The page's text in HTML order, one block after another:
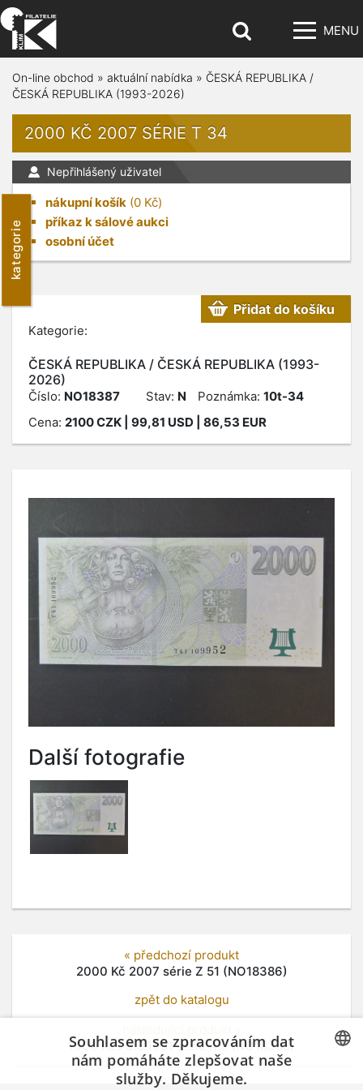
MENU
kategorie
On-line obchod » aktuální nabídka » ČESKÁ REPUBLIKA /
ČESKÁ REPUBLIKA (1993-2026)
2000 KČ 2007 SÉRIE T 34
Nepřihlášený uživatel
nákupní košík (0 Kč)
příkaz k sálové aukci
osobní účet
Kategorie:
ČESKÁ REPUBLIKA / ČESKÁ REPUBLIKA (1993-
2026)
Přidat do košíku
Číslo: NO18387 Stav: N Poznámka: 10t-34
Cena: 2100CZK | 99,81 USD | 86,53 EUR
Další fotografie
« předchozí produkt
2000 Kč 2007 série Z 51 (NO18386)
zpět do katalogu
1000 Kčs 9.5.1951 série A... (NO18388)
Souhlasem se zpracováním dat
nám pomáháte zlepšovat naše
služby. Děkujeme.